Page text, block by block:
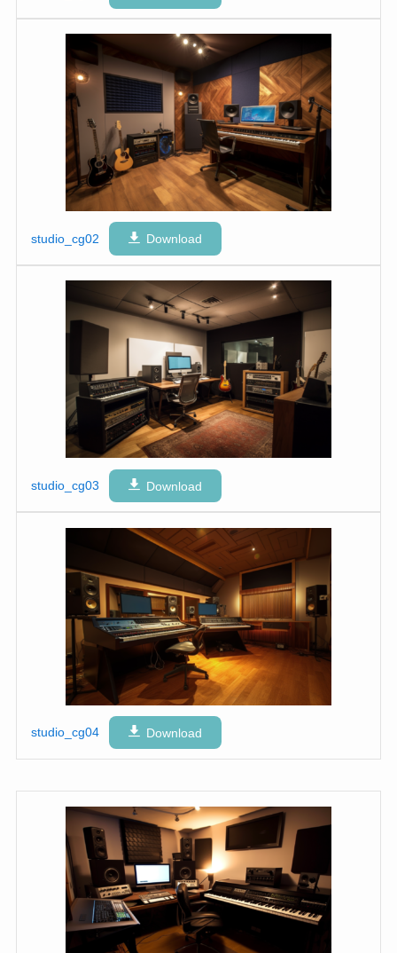
studio_cg02 Download
studio_cg03 Download
studio_cg04 Download